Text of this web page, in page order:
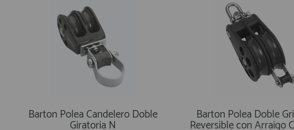
Barton Polea Candelero Doble
Giratoria N
Barton Polea Doble
Reversible con Arraigo